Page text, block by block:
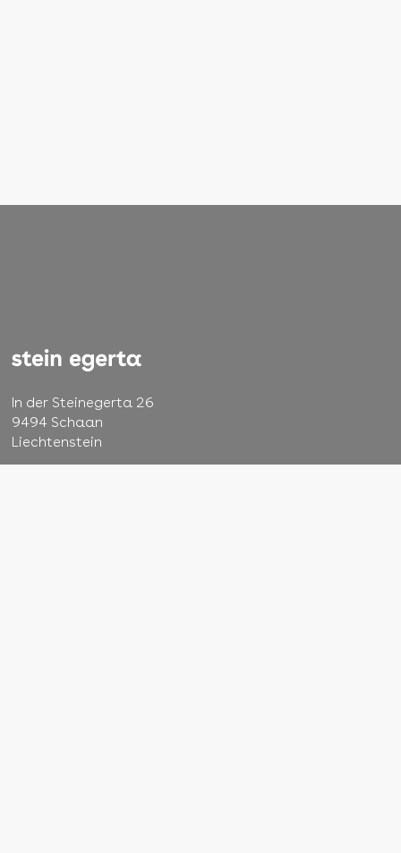
In der Steinegerta 26
9494 Schaan
Liechtenstein